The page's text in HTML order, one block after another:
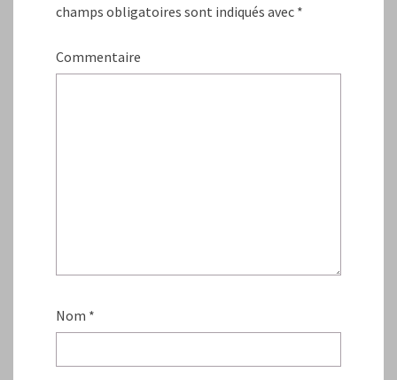
champs obligatoires sont indiqués avec *
Commentaire
Nom *